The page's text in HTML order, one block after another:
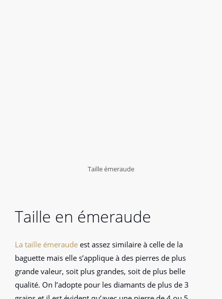
Taille émeraude
Taille en émeraude
La taille émeraude est assez similaire à celle de la
baguette mais elle s’applique à des pierres de plus
grande valeur, soit plus grandes, soit de plus belle
qualité. On l’adopte pour les diamants de plus de 3